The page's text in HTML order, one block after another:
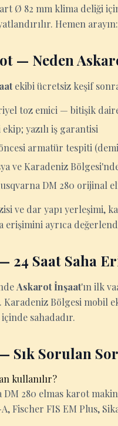
Ø 82 mm klima deliği
Hemen arayın:
— Neden
ekibi ücretsiz keşif
toz emici — bitişik
yazılı iş garantisi
armatür tespiti
ve Karadeniz
DM 280 orijinal
ve dar yapı yerleşimi,
erişimini ayrıca
24 Saat Saha
Askarot İnşaat'ın ilk
Karadeniz Bölgesi mobil
sahadadır.
Sık Sorulan
kullanılır?
DM 280 elmas karot
Fischer FIS EM Plus,